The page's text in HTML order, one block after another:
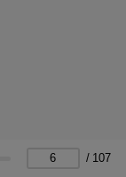
/ 107